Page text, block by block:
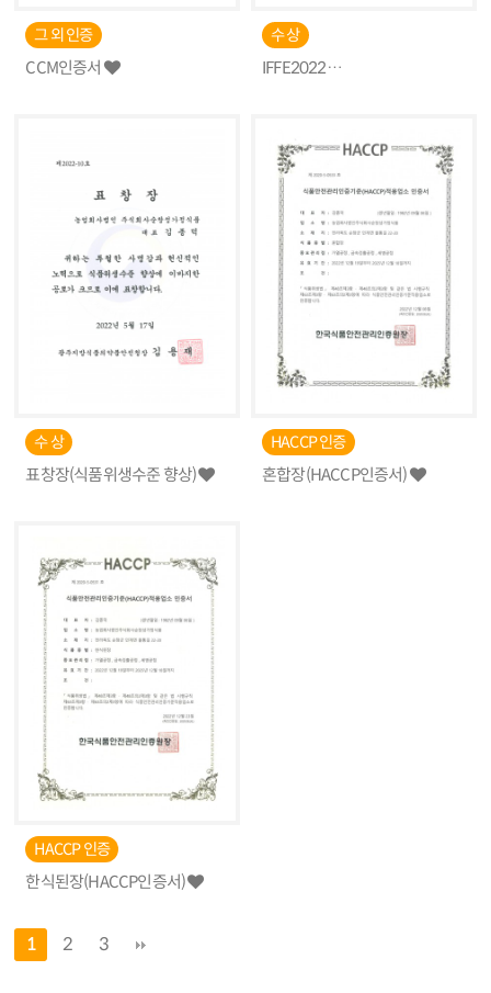
그 외 인증
CCM인증서
수 상
IFFE2022
수 상
표창장(식품위생수준 향상)
HACCP 인증
혼합장(HACCP인증서)
HACCP 인증
한식된장(HACCP인증서)
1 2 3